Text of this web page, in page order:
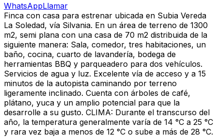
WhatsAppLlamar
Finca con casa para estrenar ubicada en Subia Vereda
La Soledad, vía Silvania. En un área de terreno de 1300
m2, semi plana con una casa de 70 m2 distribuida de la
siguiente manera: Sala, comedor, tres habitaciones, un
baño, cocina, cuarto de lavandería, bodega de
herramientas BBQ y parqueadero para dos vehículos.
Servicios de agua y luz. Excelente vía de acceso y a 15
minutos de la autopista caminando por terreno
ligeramente inclinado. Cuenta con árboles de café,
plátano, yuca y un amplio potencial para que la
desarrolle a su gusto. CLIMA: Durante el transcurso del
año, la temperatura generalmente varía de 14 °C a 25 °C
y rara vez baja a menos de 12 °C o sube a más de 28 °C.